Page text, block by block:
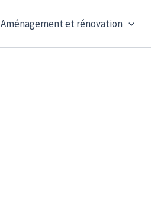
Aménagement et rénovation